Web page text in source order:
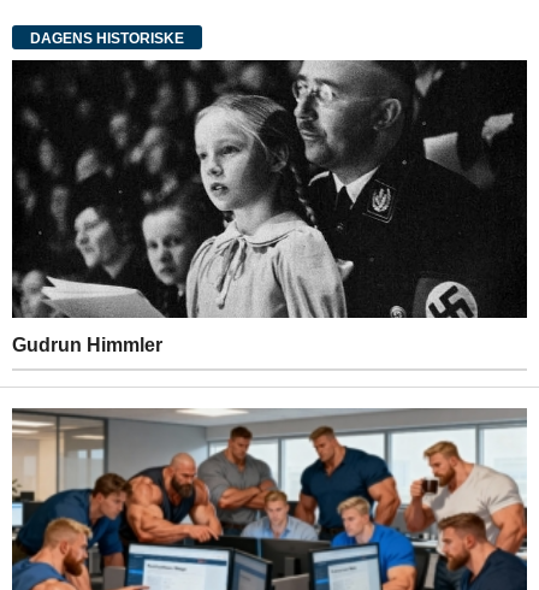
DAGENS HISTORISKE
Gudrun Himmler